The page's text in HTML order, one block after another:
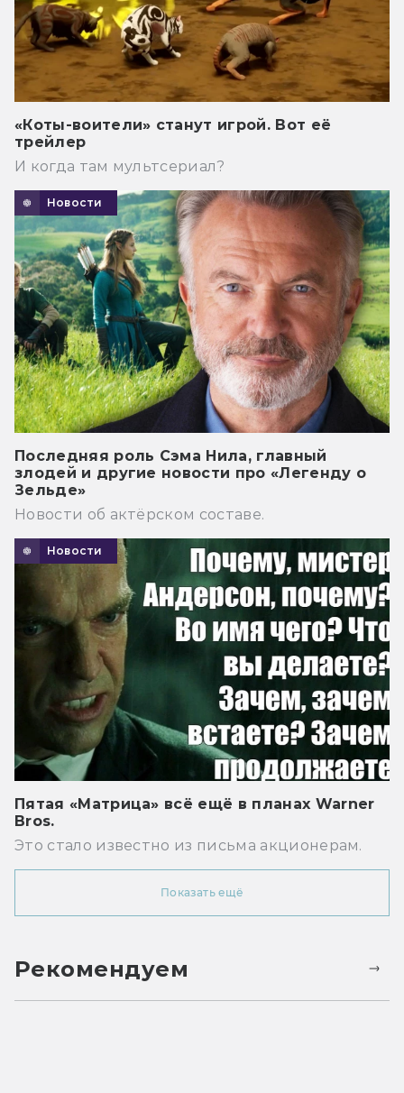
«Коты-воители» станут игрой. Вот её
трейлер
И когда там мультсериал?
Новости
Последняя роль Сэма Нила, главный
злодей и другие новости про «Легенду о
Зельде»
Новости об актёрском составе.
Новости
Пятая «Матрица» всё ещё в планах Warner
Bros.
Это стало известно из письма акционерам.
Показать ещё
Рекомендуем